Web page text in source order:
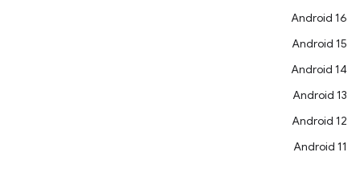
Android 16
Android 15
Android 14
Android 13
Android 12
Android 11